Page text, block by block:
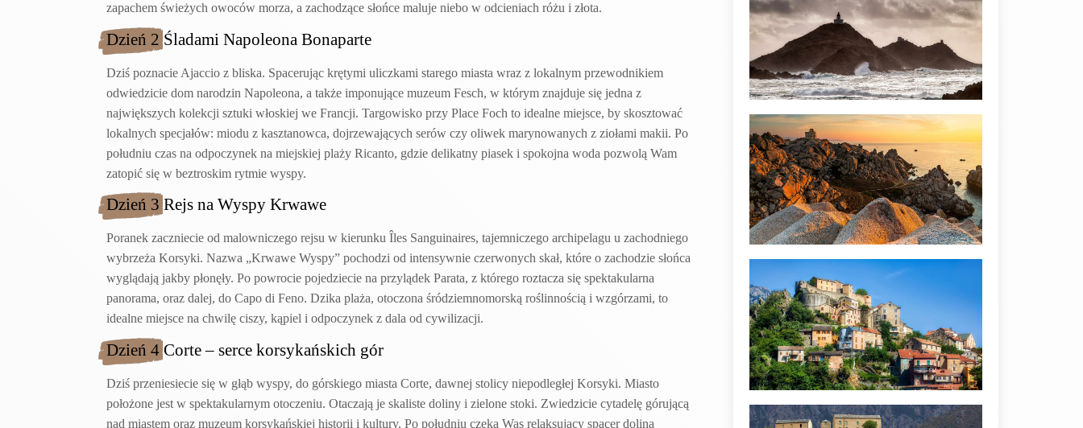
zapachem świeżych owoców morza, a zachodzące słońce maluje niebo w odcieniach różu i złota.
Dzień 2 Śladami Napoleona Bonaparte
Dziś poznacie Ajaccio z bliska. Spacerując krętymi uliczkami starego miasta wraz z lokalnym przewodnikiem
odwiedzicie dom narodzin Napoleona, a także imponujące muzeum Fesch, w którym znajduje się jedna z
największych kolekcji sztuki włoskiej we Francji. Targowisko przy Place Foch to idealne miejsce, by skosztować
lokalnych specjałów: miodu z kasztanowca, dojrzewających serów czy oliwek marynowanych z ziołami makii. Po
południu czas na odpoczynek na miejskiej plaży Ricanto, gdzie delikatny piasek i spokojna woda pozwolą Wam
zatopić się w beztroskim rytmie wyspy.
Dzień 3 Rejs na Wyspy Krwawe
Poranek zaczniecie od malowniczego rejsu w kierunku Îles Sanguinaires, tajemniczego archipelagu u zachodniego
wybrzeża Korsyki. Nazwa „Krwawe Wyspy” pochodzi od intensywnie czerwonych skał, które o zachodzie słońca
wyglądają jakby płonęły. Po powrocie pojedziecie na przylądek Parata, z którego roztacza się spektakularna
panorama, oraz dalej, do Capo di Feno. Dzika plaża, otoczona śródziemnomorską roślinnością i wzgórzami, to
idealne miejsce na chwilę ciszy, kąpiel i odpoczynek z dala od cywilizacji.
Dzień 4Corte – serce korsykańskich gór
Dziś przeniesiecie się w głąb wyspy, do górskiego miasta Corte, dawnej stolicy niepodległej Korsyki. Miasto
położone jest w spektakularnym otoczeniu. Otaczają je skaliste doliny i zielone stoki. Zwiedzicie cytadelę górującą
nad miastem oraz muzeum korsykańskiej historii i kultury. Po południu czeka Was relaksujący spacer doliną